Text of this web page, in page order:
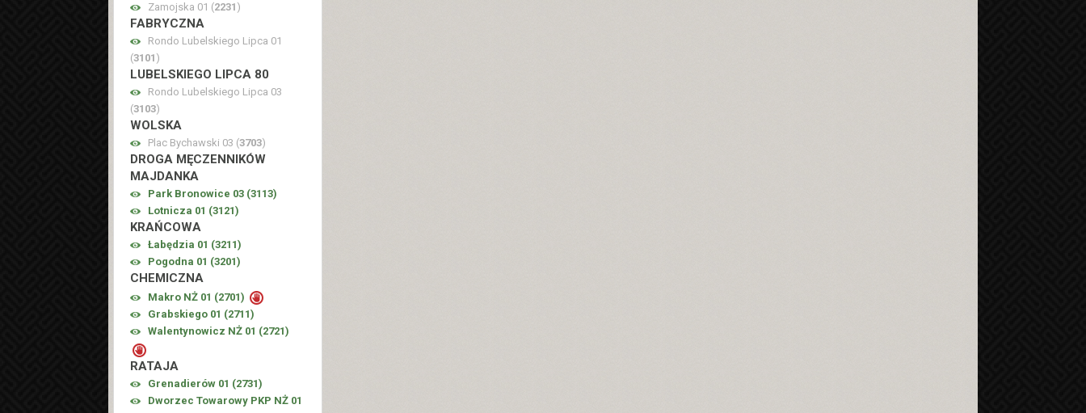
Zamojska 01 (2231 )
FABRYCZNA
Rondo Lubelskiego Lipca 01
(3101 )
LUBELSKIEGO LIPCA 80
Rondo Lubelskiego Lipca 03
(3103)
WOLSKA
Plac Bychawski 03 (3703)
DROGA MĘCZENNIKÓW
MAJDANKA
Park Bronowice 03 (3113)
Lotnicza 01 (3121)
KRAŃCOWA
Łabędzia 01 (3211)
Pogodna 01 (3201)
CHEMICZNA
Makro NŻ 01 (2701)
Grabskiego 01 (2711)
Walentynowicz NŻ 01 (2721)
RATAJA
Grenadierów 01 (2731)
Dworzec Towarowy PKP NŻ 01